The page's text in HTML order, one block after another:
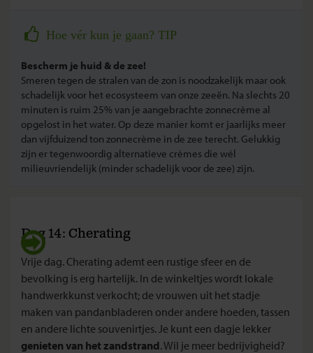
Hoe vér kun je gaan? TIP
Bescherm je huid & de zee!
Smeren tegen de stralen van de zon is noodzakelijk maar ook
schadelijk voor het ecosysteem van onze zeeën. Na slechts 20
minuten is ruim 25% van je aangebrachte zonnecrème al
opgelost in het water. Op deze manier komt er jaarlijks meer
dan vijfduizend ton zonnecrème in de zee terecht. Gelukkig
zijn er tegenwoordig alternatieve crèmes die wél
milieuvriendelijk (minder schadelijk voor de zee) zijn.
Dag 14: Cherating
Vrije dag. Cherating ademt een rustige sfeer en de
bevolking is erg hartelijk. In de winkeltjes wordt lokale
handwerkkunst verkocht; de vrouwen uit het stadje
maken van pandanbladeren onder andere hoeden, tassen
en andere lichte souvenirtjes. Je kunt een dagje lekker
genieten van het zandstrand. Wil je meer bedrijvigheid?